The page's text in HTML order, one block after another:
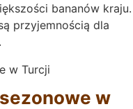
bananów kraju.
przyjemnością dla
w